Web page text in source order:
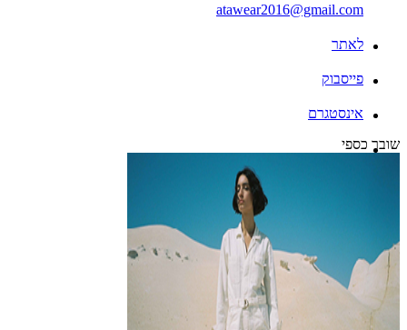
atawear2016@gmail.com
לאתר
פייסבוק
אינסטגרם
שובר כספי